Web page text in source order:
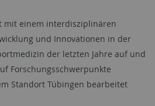
mit einem interdisziplinären
und Innovationen in der
der letzten Jahre auf und
Forschungsschwerpunkte
Standort Tübingen bearbeitet